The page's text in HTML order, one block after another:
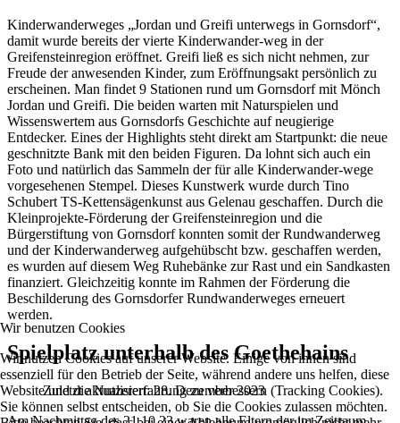
Kinderwanderweges „Jordan und Greifi unterwegs in Gornsdorf“,
damit wurde bereits der vierte Kinderwander-weg in der
Greifensteinregion eröffnet. Greifi ließ es sich nicht nehmen, zur
Freude der anwesenden Kinder, zum Eröffnungsakt persönlich zu
erscheinen. Man findet 9 Stationen rund um Gornsdorf mit Mönch
Jordan und Greifi. Die beiden warten mit Naturspielen und
Wissenswertem aus Gornsdorfs Geschichte auf neugierige
Entdecker. Eines der Highlights steht direkt am Startpunkt: die neue
geschnitzte Bank mit den beiden Figuren. Da lohnt sich auch ein
Foto und natürlich das Sammeln der für alle Kinderwander-wege
vorgesehenen Stempel. Dieses Kunstwerk wurde durch Tino
Schubert TS-Kettensägenkunst aus Gelenau geschaffen. Durch die
Kleinprojekte-Förderung der Greifensteinregion und die
Bürgerstiftung von Gornsdorf konnten somit der Rundwanderweg
und der Kinderwanderweg aufgehübscht bzw. geschaffen werden,
es wurden auf diesem Weg Ruhebänke zur Rast und ein Sandkasten
finanziert. Gleichzeitig konnte im Rahmen der Förderung die
Beschilderung des Gornsdorfer Rundwanderweges erneuert
werden.
Spielplatz unterhalb des Goethehains
Zuletzt aktualisiert: 28. Dezember 2023
Wir benutzen Cookies
Wir nutzen Cookies auf unserer Website. Einige von ihnen sind
essenziell für den Betrieb der Seite, während andere uns helfen, diese
Website und die Nutzererfahrung zu verbessern (Tracking Cookies).
Sie können selbst entscheiden, ob Sie die Cookies zulassen möchten.